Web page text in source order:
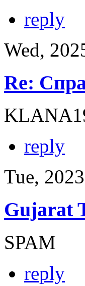
reply
Wed,
Re:
reply
Tue,
Gujarat
SPAM
reply